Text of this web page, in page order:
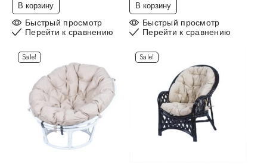
В корзину
Быстрый просмотр
Перейти к сравнению
В корзину
Быстрый просмотр
Перейти к сравнению
Sale! Sale!